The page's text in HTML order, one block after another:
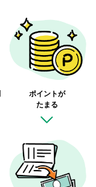
ポイントが
たまる